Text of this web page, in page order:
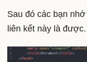
Sau đó các bạn
liên kết này là được.